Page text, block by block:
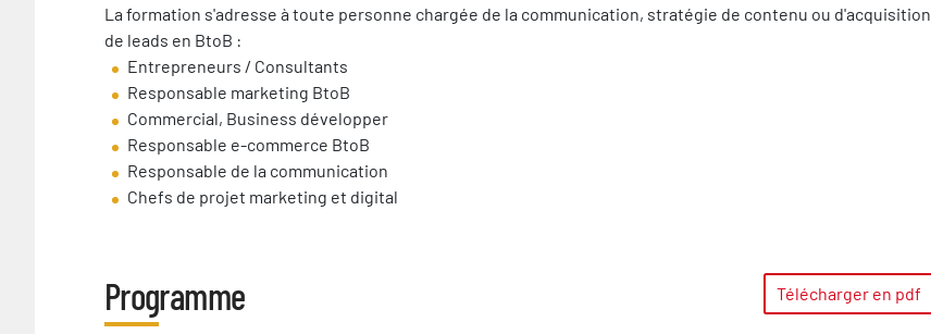
nécessaire
La formation s'adresse à toute personne chargée de la communication, stratégie de contenu ou d'acquisition
de leads en BtoB :
Entrepreneurs / Consultants
Responsable marketing BtoB
Commercial, Business développer
Responsable e-commerce BtoB
Responsable de la communication
Chefs de projet marketing et digital
Programme Télécharger en pdf